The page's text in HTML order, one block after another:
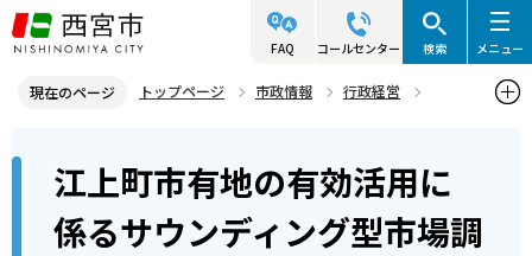
こ
の
ジ
FAQ コールセンター 検索 メニュー
現在のページ トップページ 市政情報
行政経営
江上町市有地の有効活用に係るサウンディング型市場調査を実施しま
した（※終了しました）
江上町市有地の有効活用に
係るサウンディング型市場調